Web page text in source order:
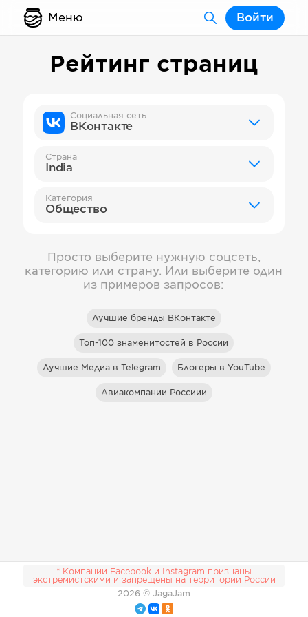
Меню Войти
Рейтинг страниц
Социальная сеть
ВКонтакте
Страна
India
Категория
Общество
Просто выберите нужную соцсеть,
категорию или страну. Или выберите один
из примеров запросов:
Лучшие бренды ВКонтакте
Топ-100 знаменитостей в России
Лучшие Медиа в Telegram Блогеры в YouTube
Авиакомпании Россиии
* Компании Facebook и Instagram признаны
экстремистскими и запрещены на территории России
2026 © JagaJam